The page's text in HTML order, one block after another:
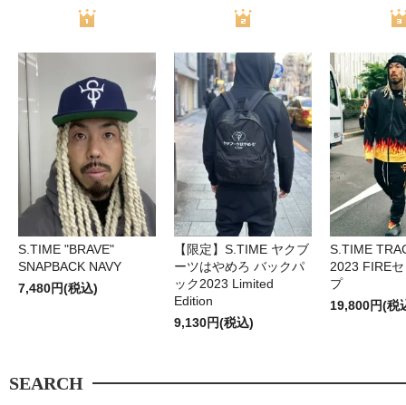
S.TIME "BRAVE"
SNAPBACK NAVY
7,480円(税込)
【限定】S.TIME ヤクブ
ーツはやめろ バックパ
ック2023 Limited
Edition
9,130円(税込)
S.TIME
2023 FIRE
プ
19,800円(税
SEARCH